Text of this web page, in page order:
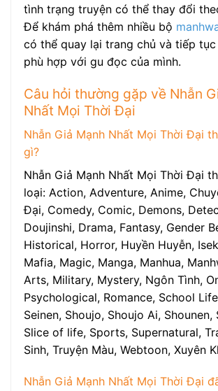
tình trạng truyện có thể thay đổi
Để khám phá thêm nhiều bộ
có thể quay lại trang chủ và tiếp
phù hợp với gu đọc của mình.
Câu hỏi thường gặp về Nhẫn
Nhất Mọi Thời Đại
Nhẫn Giả Mạnh Nhất Mọi Thời Đại
gì?
Nhẫn Giả Mạnh Nhất Mọi Thời Đại
loại: Action, Adventure, Anime,
Đại, Comedy, Comic, Demons,
Doujinshi, Drama, Fantasy, Gender
Historical, Horror, Huyền Huyễn,
Mafia, Magic, Manga, Manhua,
Arts, Military, Mystery, Ngôn Tình,
Psychological, Romance, School
Seinen, Shoujo, Shoujo Ai, Shounen,
Slice of life, Sports, Supernatural,
Sinh, Truyện Màu, Webtoon, Xuyên
Nhẫn Giả Mạnh Nhất Mọi Thời Đại